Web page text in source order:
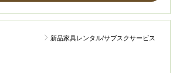
新品家具レンタル/サブスクサービス